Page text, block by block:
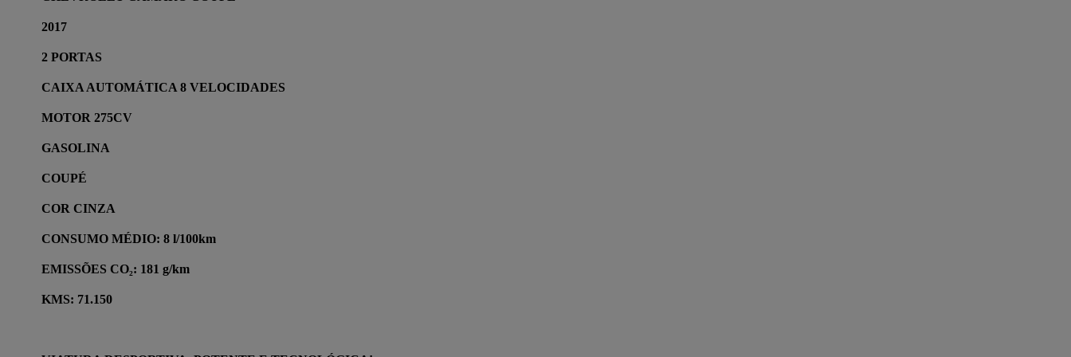
2017
2 PORTAS
CAIXA AUTOMÁTICA 8 VELOCIDADES
MOTOR 275CV
GASOLINA
COUPÉ
COR CINZA
CONSUMO MÉDIO: 8 l/100km
EMISSÕES CO₂: 181 g/km
KMS: 71.150